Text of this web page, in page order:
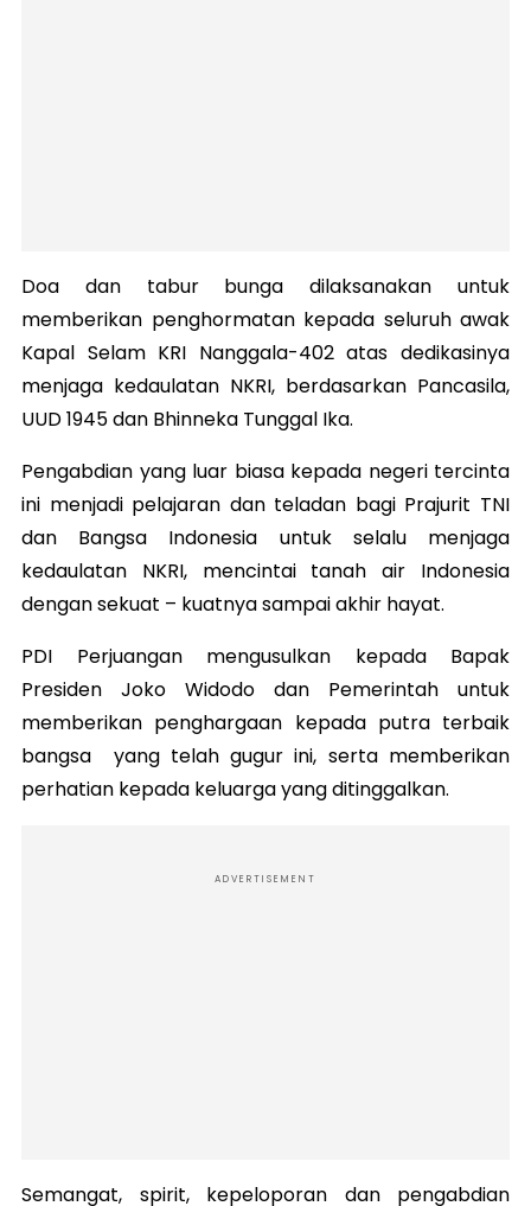
Doa dan tabur bunga dilaksanakan untuk
memberikan penghormatan kepada seluruh awak
Kapal Selam KRI Nanggala-402 atas dedikasinya
menjaga kedaulatan NKRI, berdasarkan Pancasila,
UUD 1945 dan Bhinneka Tunggal Ika.
Pengabdian yang luar biasa kepada negeri tercinta
ini menjadi pelajaran dan teladan bagi Prajurit TNI
dan Bangsa Indonesia untuk selalu menjaga
kedaulatan NKRI, mencintai tanah air Indonesia
dengan sekuat – kuatnya sampai akhir hayat.
PDI Perjuangan mengusulkan kepada Bapak
Presiden Joko Widodo dan Pemerintah untuk
memberikan penghargaan kepada putra terbaik
bangsa yang telah gugur ini, serta memberikan
perhatian kepada keluarga yang ditinggalkan.
ADVERTISEMENT
Semangat, spirit, kepeloporan dan pengabdian